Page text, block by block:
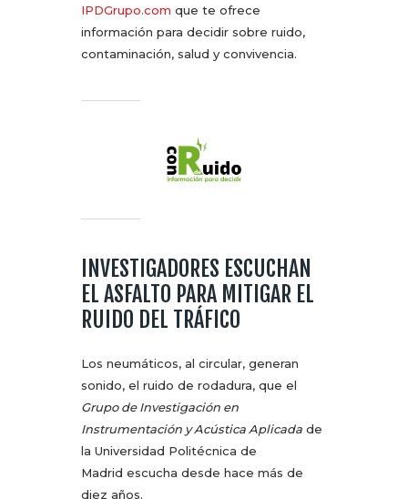
IPDGrupo.com que te ofrece
información para decidir sobre ruido,
contaminación, salud y convivencia.
INVESTIGADORES ESCUCHAN
EL ASFALTO PARA MITIGAR EL
RUIDO DEL TRÁFICO
Los neumáticos, al circular, generan
sonido, el ruido de rodadura, que el
Grupo de Investigación en
Instrumentación y Acústica Aplicada de
la Universidad Politécnica de
Madrid escucha desde hace más de
diez años.